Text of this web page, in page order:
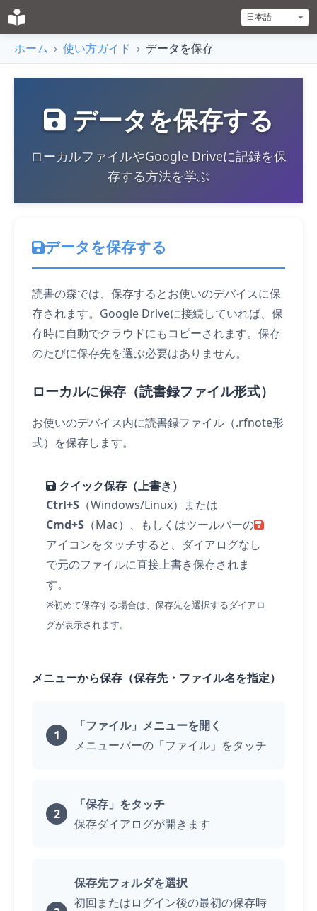
ホーム › 使い方ガイド › データを保存
データを保存する
ローカルファイルやGoogle Driveに記録を保
存する方法を学ぶ
データを保存する
読書の森では、保存するとお使いのデバイスに保
存されます。Google Driveに接続していれば、保
存時に自動でクラウドにもコピーされます。保存
のたびに保存先を選ぶ必要はありません。
ローカルに保存（読書録ファイル形式）
お使いのデバイス内に読書録ファイル（.rfnote形
式）を保存します。
クイック保存（上書き）
Ctrl+S （Windows/Linux）または
Cmd+S （Mac）、もしくはツールバーの
アイコンをタッチすると、ダイアログなし
で元のファイルに直接上書き保存されま
す。
※初めて保存する場合は、保存先を選択するダイアロ
グが表示されます。
メニューから保存（保存先・ファイル名を指定）
「ファイル」メニューを開く
メニューバーの「ファイル」をタッチ
「保存」をタッチ
保存ダイアログが開きます
保存先フォルダを選択
初回またはログイン後の最初の保存時